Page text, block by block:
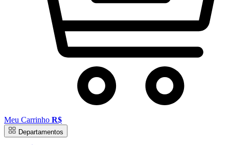
Meu Carrinho R$
Departamentos